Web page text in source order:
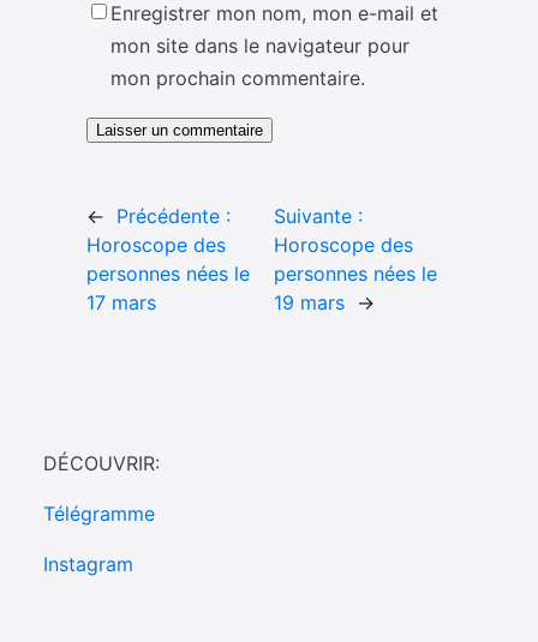
Enregistrer mon nom, mon e-mail et
mon site dans le navigateur pour
mon prochain commentaire.
← Précédente :
Horoscope des
personnes nées le
17 mars
Suivante :
Horoscope des
personnes nées le
19 mars
→
DÉCOUVRIR:
Télégramme
Instagram